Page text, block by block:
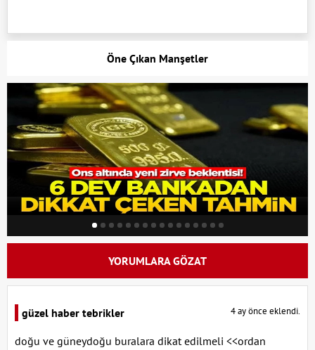
Öne Çıkan Manşetler
YORUMLARA GÖZAT
güzel haber tebrikler 4 ay önce eklendi.
doğu ve güneydoğu buralara dikat edilmeli <<ordan